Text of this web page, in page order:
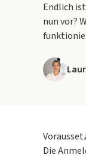
Endlich
nun vor?
Die